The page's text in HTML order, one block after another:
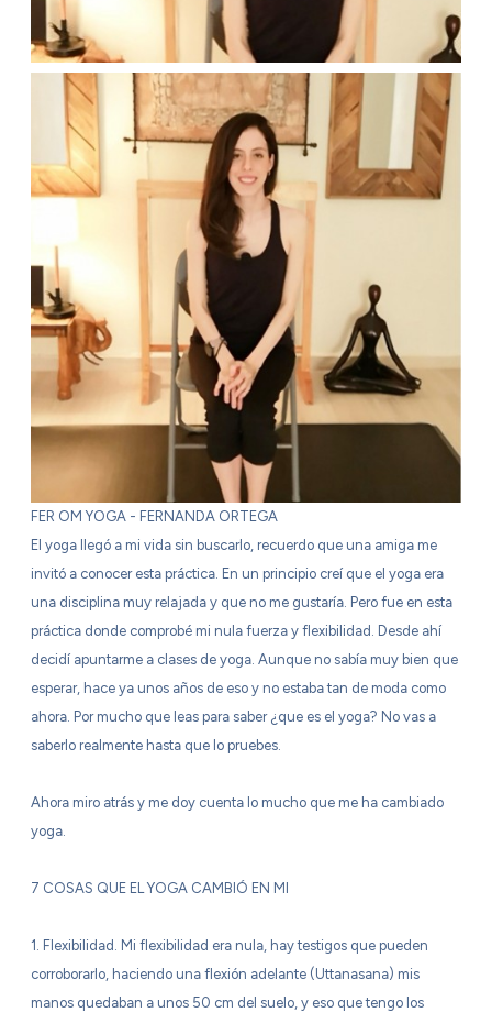
FER OM YOGA - FERNANDA ORTEGA
El yoga llegó a mi vida sin buscarlo, recuerdo que una amiga me
invitó a conocer esta práctica. En un principio creí que el yoga era
una disciplina muy relajada y que no me gustaría. Pero fue en esta
práctica donde comprobé mi nula fuerza y flexibilidad. Desde ahí
decidí apuntarme a clases de yoga. Aunque no sabía muy bien que
esperar, hace ya unos años de eso y no estaba tan de moda como
ahora. Por mucho que leas para saber ¿que es el yoga? No vas a
saberlo realmente hasta que lo pruebes.
Ahora miro atrás y me doy cuenta lo mucho que me ha cambiado
yoga.
7 COSAS QUE EL YOGA CAMBIÓ EN MI
1. Flexibilidad. Mi flexibilidad era nula, hay testigos que pueden
corroborarlo, haciendo una flexión adelante (Uttanasana) mis
manos quedaban a unos 50 cm del suelo, y eso que tengo los